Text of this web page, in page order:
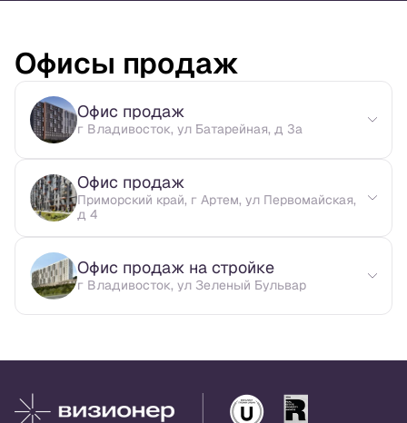
Офисы продаж
Офис продаж
г Владивосток, ул Батарейная, д 3а
Офис продаж
Приморский край, г Артем, ул Первомайская,
д 4
Офис продаж на стройке
г Владивосток, ул Зеленый Бульвар